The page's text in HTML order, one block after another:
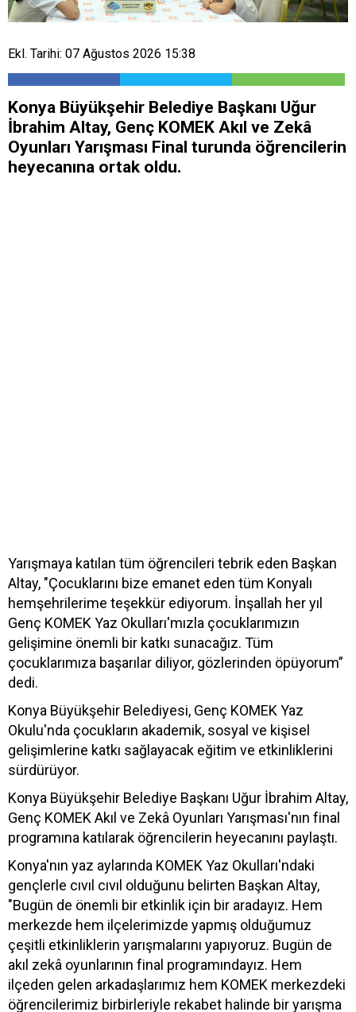
Ekl. Tarihi: 07 Ağustos 2026 15:38
Konya Büyükşehir Belediye Başkanı Uğur
İbrahim Altay, Genç KOMEK Akıl ve Zekâ
Oyunları Yarışması Final turunda öğrencilerin
heyecanına ortak oldu.
Yarışmaya katılan tüm öğrencileri tebrik eden Başkan
Altay, "Çocuklarını bize emanet eden tüm Konyalı
hemşehrilerime teşekkür ediyorum. İnşallah her yıl
Genç KOMEK Yaz Okulları'mızla çocuklarımızın
gelişimine önemli bir katkı sunacağız. Tüm
çocuklarımıza başarılar diliyor, gözlerinden öpüyorum”
dedi.
Konya Büyükşehir Belediyesi, Genç KOMEK Yaz
Okulu'nda çocukların akademik, sosyal ve kişisel
gelişimlerine katkı sağlayacak eğitim ve etkinliklerini
sürdürüyor.
Konya Büyükşehir Belediye Başkanı Uğur İbrahim Altay,
Genç KOMEK Akıl ve Zekâ Oyunları Yarışması'nın final
programına katılarak öğrencilerin heyecanını paylaştı.
Konya'nın yaz aylarında KOMEK Yaz Okulları'ndaki
gençlerle cıvıl cıvıl olduğunu belirten Başkan Altay,
"Bugün de önemli bir etkinlik için bir aradayız. Hem
merkezde hem ilçelerimizde yapmış olduğumuz
çeşitli etkinliklerin yarışmalarını yapıyoruz. Bugün de
akıl zekâ oyunlarının final programındayız. Hem
ilçeden gelen arkadaşlarımız hem KOMEK merkezdeki
öğrencilerimiz birbirleriyle rekabet halinde bir yarışma